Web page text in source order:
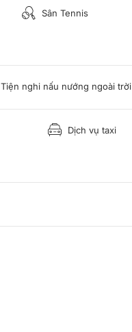
Sân Tennis
Tiện nghi nấu nướng ngoài trời
Dịch vụ taxi